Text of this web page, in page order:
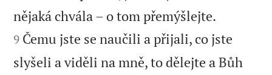
nějaká chvála – o tom přemýšlejte.
9 Čemu jste se naučili a přijali, co jste
slyšeli a viděli na mně, to dělejte a Bůh